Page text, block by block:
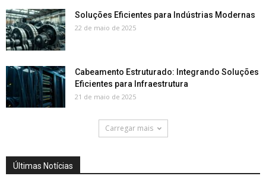
Soluções Eficientes para Indústrias Modernas
22 de maio de 2025
Cabeamento Estruturado: Integrando Soluções
Eficientes para Infraestrutura
21 de maio de 2025
Carregar mais
Últimas Notícias